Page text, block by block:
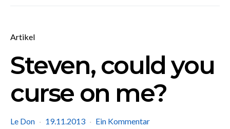
Artikel
Steven, could you
curse on me?
Le Don 19.11.2013 Ein Kommentar